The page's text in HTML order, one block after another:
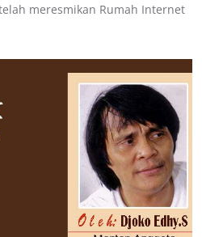
meresmikan Rumah Internet